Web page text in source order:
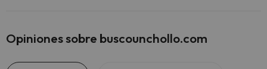
Opiniones sobre buscounchollo.com